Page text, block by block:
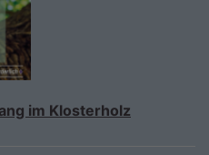
im Klosterholz